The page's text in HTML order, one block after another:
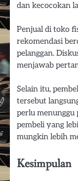
dan kecocokan
Penjual di toko
rekomendasi
pelanggan.
menjawab
Selain itu,
tersebut
perlu menunggu
pembeli yang
mungkin lebih
Kesimpulan